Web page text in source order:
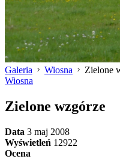
Galeria Wiosna
Zielone
Wiosna
Zielone wzgórze
Data 3 maj 2008
Wyświetleń 12922
Ocena